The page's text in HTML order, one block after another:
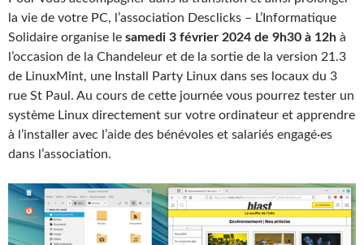
la vie de votre PC, l’association Desclicks – L’Informatique
Solidaire organise le samedi 3 février 2024 de 9h30 à 12h à
l’occasion de la Chandeleur et de la sortie de la version 21.3
de LinuxMint, une Install Party Linux dans ses locaux du 3
rue St Paul. Au cours de cette journée vous pourrez tester un
système Linux directement sur votre ordinateur et apprendre
à l’installer avec l’aide des bénévoles et salariés engagé·es
dans l’association.